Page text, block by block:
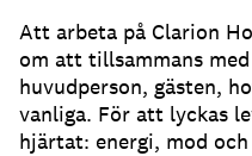
Att arbeta på Clarion
om att tillsammans
huvudperson, gästen,
vanliga. För att lyckas
hjärtat: energi, mod